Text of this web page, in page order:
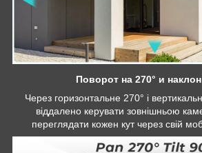
Поворот на 270° и наклон
Через горизонтальне 270° і
віддалено керувати зовнішньою
переглядати кожен кут через свій